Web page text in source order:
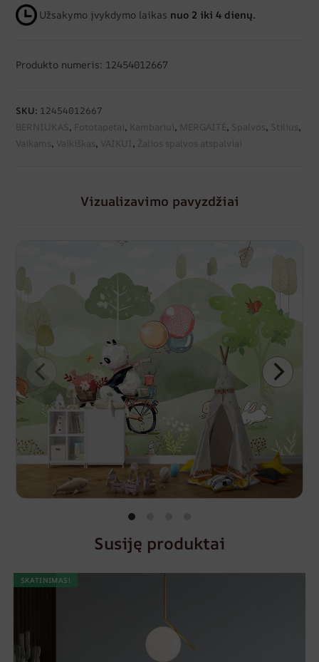
Užsakymo įvykdymo laikas nuo 2 iki 4 dienų.
Produkto numeris: 12454012667
SKU: 12454012667
BERNIUKAS, Fototapetai, Kambariui, MERGAITĖ, Spalvos , Stilius ,
Vaikams , Vaikiškas , VAIKUI, Žalios spalvos atspalviai
Vizualizavimo pavyzdžiai
Susiję produktai
SKATINIMAS!